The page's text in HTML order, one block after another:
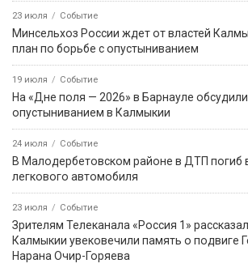
23 июля Событие
Минсельхоз России ждет от властей
план по борьбе с опустыниванием
19 июля Событие
На «Дне поля — 2026» в Барнауле
опустыниванием в Калмыкии
24 июля Событие
В Малодербетовском районе в ДТП погиб
легкового автомобиля
23 июля Событие
Зрителям Телеканала «Россия 1»
Калмыкии увековечили память о подвиге
Нарана Очир-Горяева